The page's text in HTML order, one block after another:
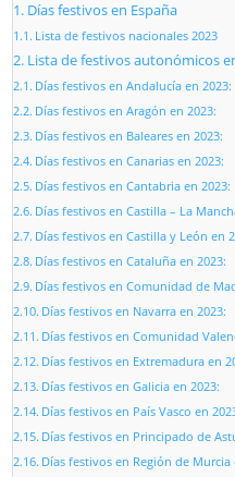
Días festivos en España
Lista de festivos nacionales 2023
Lista de festivos autonómicos
Días festivos en Andalucía en 2023:
Días festivos en Aragón en 2023:
Días festivos en Baleares en 2023:
Días festivos en Canarias en 2023:
Días festivos en Cantabria en 2023:
Días festivos en Castilla – La
Días festivos en Castilla y León en
Días festivos en Cataluña en 2023:
Días festivos en Comunidad de
Días festivos en Navarra en 2023:
Días festivos en Comunidad
Días festivos en Extremadura en
Días festivos en Galicia en 2023:
Días festivos en País Vasco en
Días festivos en Principado de
Días festivos en Región de Murcia